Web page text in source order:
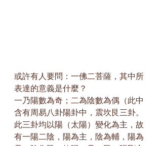
或許有人要問：一佛二菩薩，其中所
表達的意義是什麼？
一乃陽數為奇；二為陰數為偶（此中
含有周易八卦陽卦中，震坎艮三卦。
此三卦均以陽（太陽）變化為主，故
有一陽二陰，陽為主，陰為輔，陽為